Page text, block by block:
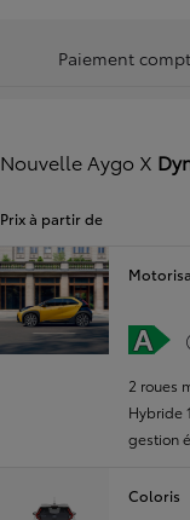
Paiement
Nouvelle Aygo X
Prix à partir de
2 roues
Hybride
gestion
Coloris